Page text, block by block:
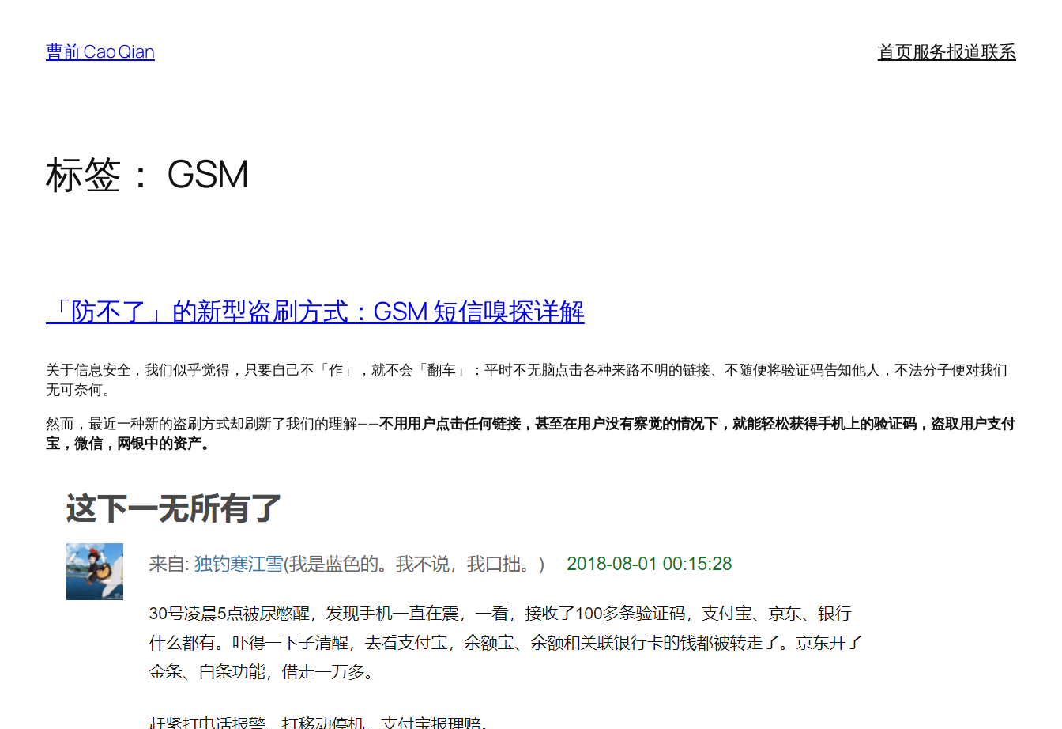
曹前 Cao Qian 首页服务报道联系
标签： GSM
「防不了」的新型盗刷方式：GSM 短信嗅探详解
关于信息安全，我们似乎觉得，只要自己不「作」，就不会「翻车」：平时不无脑点击各种来路不明的链接、不随便将验证码告知他人，不法分子便对我们
无可奈何。
然而，最近一种新的盗刷方式却刷新了我们的理解——不用用户点击任何链接，甚至在用户没有察觉的情况下，就能轻松获得手机上的验证码，盗取用户支付
宝，微信，网银中的资产。